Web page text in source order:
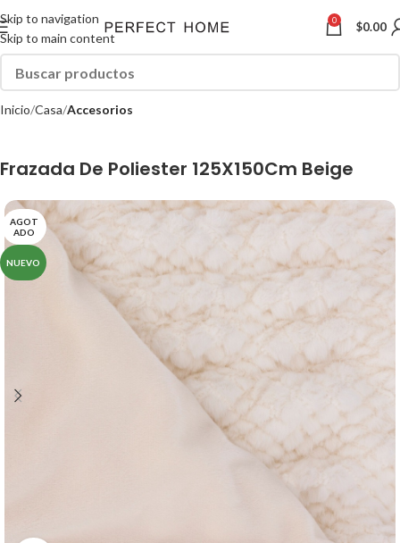
Skip to navigation
Skip to main content
0 $0.00
Inicio Casa Accesorios
Frazada De Poliester 125X150Cm Beige
AGOT
ADO
NUEVO